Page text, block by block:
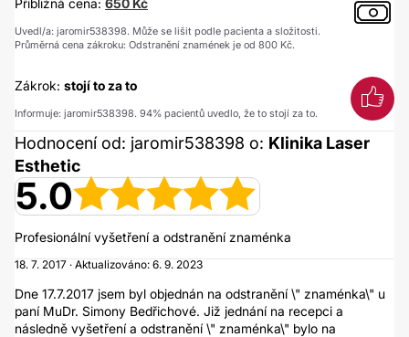
Přibližná cena: 650 Kč
Uvedl/a: jaromir538398. Může se lišit podle pacienta a složitosti.
Průměrná cena zákroku: Odstranění znamének je od 800 Kč.
Zákrok: stojí to za to
Informuje: jaromir538398. 94% pacientů uvedlo, že to stojí za to.
Hodnocení od: jaromir538398 o: Klinika Laser
Esthetic
5.0
Profesionální vyšetření a odstranění znaménka
18. 7. 2017 · Aktualizováno: 6. 9. 2023
Dne 17.7.2017 jsem byl objednán na odstranění \" znaménka\" u
paní MuDr. Simony Bedřichové. Již jednání na recepci a
následně vyšetření a odstranění \" znaménka\" bylo na